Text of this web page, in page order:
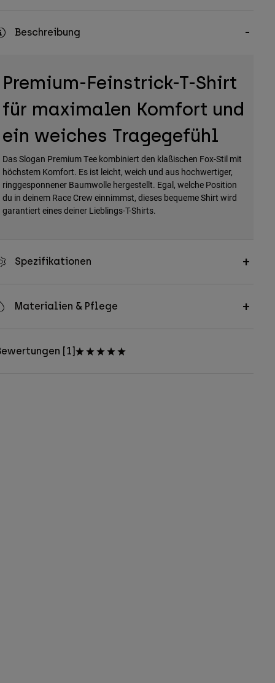
Beschreibung
Premium-Feinstrick-T-Shirt
für maximalen Komfort und
ein weiches Tragegefühl
Das Slogan Premium Tee kombiniert den klaßischen Fox-Stil mit
höchstem Komfort. Es ist leicht, weich und aus hochwertiger,
ringgesponnener Baumwolle hergestellt. Egal, welche Position
du in deinem Race Crew einnimmst, dieses bequeme Shirt wird
garantiert eines deiner Lieblings-T-Shirts.
Spezifikationen
Materialien & Pflege
[1]